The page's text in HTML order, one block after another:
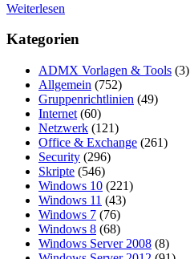
Weiterlesen
Kategorien
ADMX Vorlagen & Tools (3)
Allgemein (752)
Gruppenrichtlinien (49)
Internet (60)
Netzwerk (121)
Office & Exchange (261)
Security (296)
Skripte (546)
Windows 10 (221)
Windows 11 (43)
Windows 7 (76)
Windows 8 (68)
Windows Server 2008 (8)